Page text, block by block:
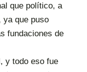
que político, a
ya que puso
fundaciones de
y todo eso fue